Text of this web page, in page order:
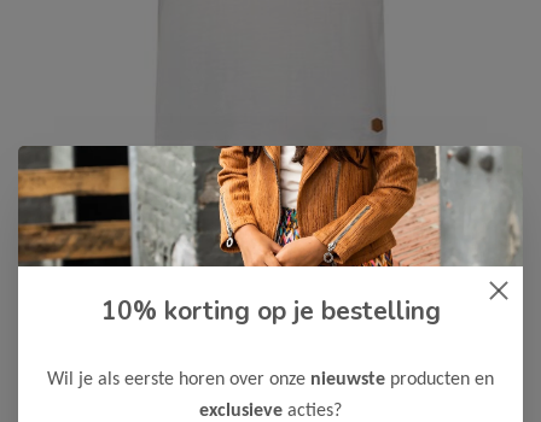
Like Flo -50%
12,50 24,99
10% korting op je bestelling
Wil je als eerste horen over onze nieuwste producten en
exclusieve acties?